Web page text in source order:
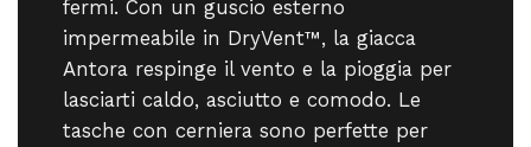
fermi. Con un guscio esterno
impermeabile in DryVent™, la giacca
Antora respinge il vento e la pioggia per
lasciarti caldo, asciutto e comodo. Le
tasche con cerniera sono perfette per